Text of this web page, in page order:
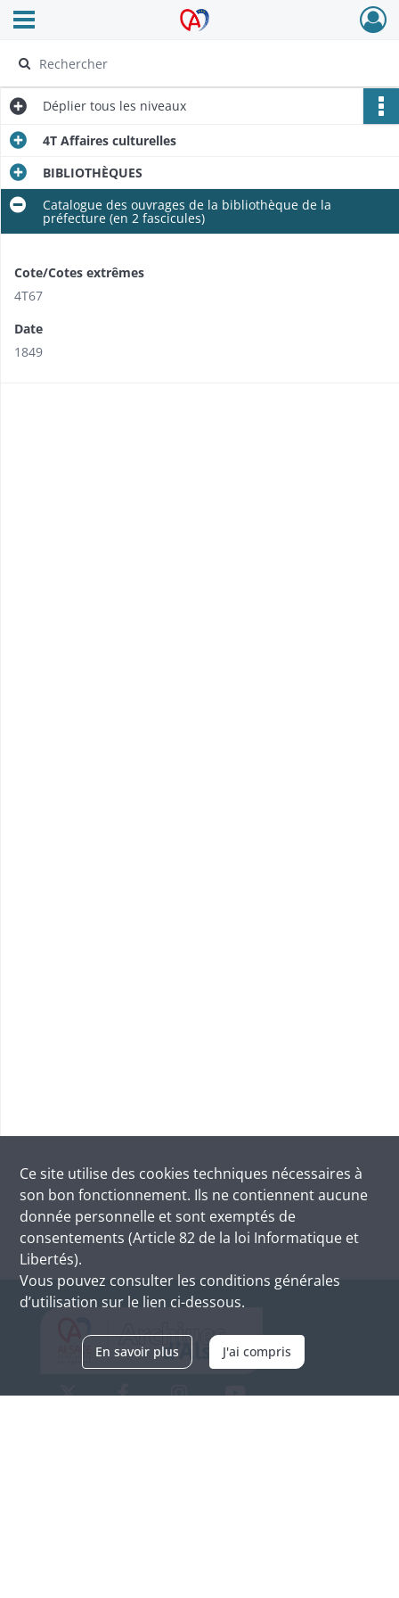
Archives Alsace - Colmar
Ouvrir le menu déroulant
Déplier tous les niveaux
4T Affaires culturelles
BIBLIOTHÈQUES
Catalogue des ouvrages de la bibliothèque de la
préfecture (en 2 fascicules)
Cote/Cotes extrêmes
4T67
Date
1849
Ce site utilise des cookies techniques nécessaires à
son bon fonctionnement. Ils ne contiennent aucune
donnée personnelle et sont exemptés de
consentements (Article 82 de la loi Informatique et
Libertés).
Vous pouvez consulter les conditions générales
d’utilisation sur le lien ci-dessous.
En savoir plus J'ai compris